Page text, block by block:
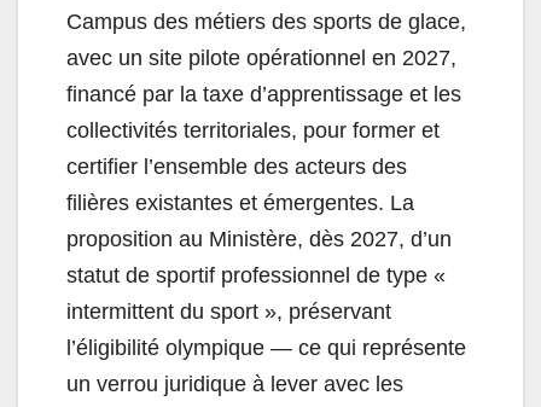
Campus des métiers des sports de glace,
avec un site pilote opérationnel en 2027,
financé par la taxe d’apprentissage et les
collectivités territoriales, pour former et
certifier l’ensemble des acteurs des
filières existantes et émergentes. La
proposition au Ministère, dès 2027, d’un
statut de sportif professionnel de type «
intermittent du sport », préservant
l’éligibilité olympique — ce qui représente
un verrou juridique à lever avec les